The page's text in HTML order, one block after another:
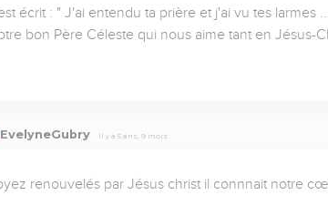
écrit : " J'ai entendu ta prière et j'ai vu tes larmes
bon Père Céleste qui nous aime tant en Jésus-
EvelyneGubry Il y a 5 ans, 9 mois
renouvelés par Jésus christ il connnait notre